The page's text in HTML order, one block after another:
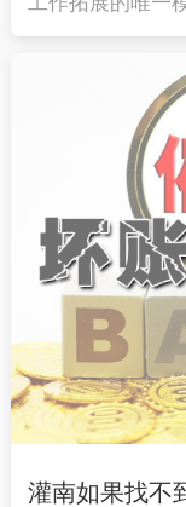
灌南如果找不